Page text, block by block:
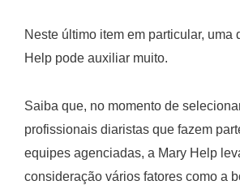
Neste último item em particular, uma
Help pode auxiliar muito.
Saiba que, no momento de
profissionais diaristas que fazem
equipes agenciadas, a Mary Help
consideração vários fatores como a